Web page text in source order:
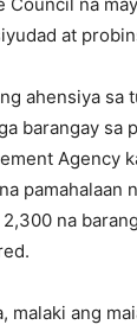
Council na
at
ahensiya sa
barangay sa
Agency
pamahalaan
na
malaki ang